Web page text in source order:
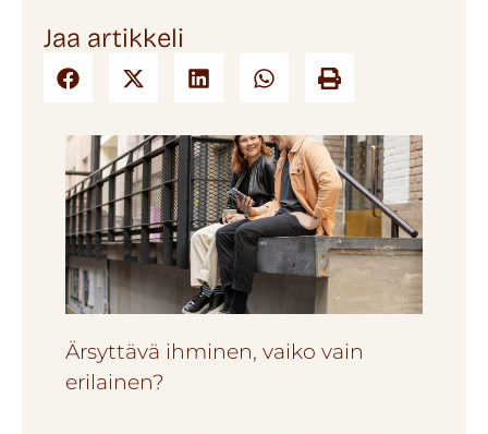
Jaa artikkeli
Ärsyttävä ihminen, vaiko vain
erilainen?